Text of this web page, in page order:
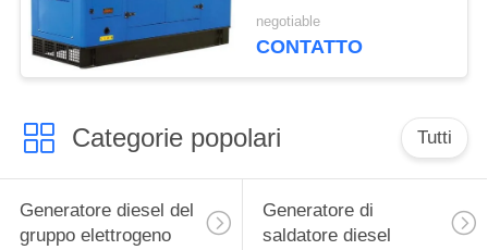
Cummins
negotiable
CONTATTO
Categorie popolari Tutti
Generatore diesel del
gruppo elettrogeno
Generatore di
saldatore diesel